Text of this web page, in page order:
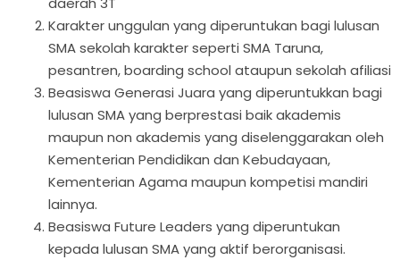
Karakter unggulan yang diperuntukan bagi lulusan
SMA sekolah karakter seperti SMA Taruna,
pesantren, boarding school ataupun sekolah afiliasi
Beasiswa Generasi Juara yang diperuntukkan bagi
lulusan SMA yang berprestasi baik akademis
maupun non akademis yang diselenggarakan oleh
Kementerian Pendidikan dan Kebudayaan,
Kementerian Agama maupun kompetisi mandiri
lainnya.
Beasiswa Future Leaders yang diperuntukan
kepada lulusan SMA yang aktif berorganisasi.